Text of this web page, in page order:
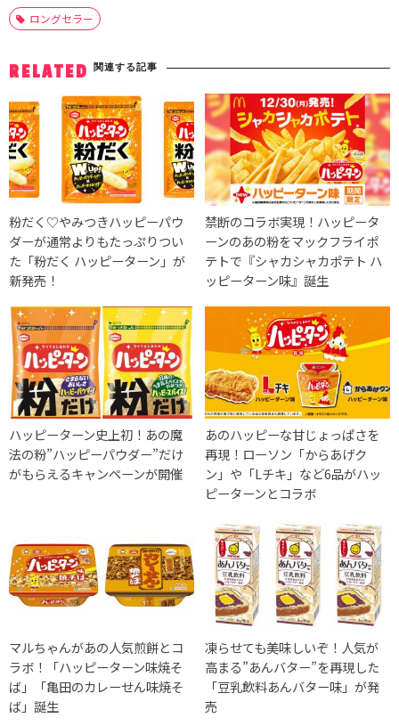
ロングセラー
RELATED 関連する記事
粉だく♡やみつきハッピーパウ
ダーが通常よりもたっぷりつい
た「粉だく ハッピーターン」が
新発売！
禁断のコラボ実現！ハッピータ
ーンのあの粉をマックフライポ
テトで『シャカシャカポテト ハ
ッピーターン味』誕生
ハッピーターン史上初！あの魔
法の粉”ハッピーパウダー”だけ
がもらえるキャンペーンが開催
あのハッピーな甘じょっぱさを
再現！ローソン「からあげク
ン」や「Lチキ」など6品がハッ
ピーターンとコラボ
マルちゃんがあの人気煎餅とコ
ラボ！「ハッピーターン味焼そ
ば」「亀田のカレーせん味焼そ
ば」誕生
凍らせても美味しいぞ！人気が
高まる”あんバター”を再現した
「豆乳飲料あんバター味」が発
売